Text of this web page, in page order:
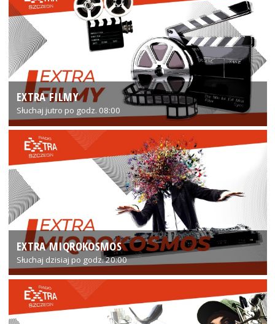
EXTRA FILMY
Słuchaj jutro po godz. 08:00
EXTRA MIQROKOSMOS
Słuchaj dzisiaj po godz. 20:00